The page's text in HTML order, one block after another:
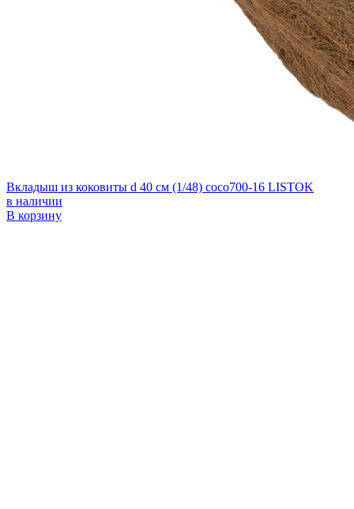
Вкладыш из коковиты d 40 см (1/48) coco700-16 LISTOK
в наличии
В корзину